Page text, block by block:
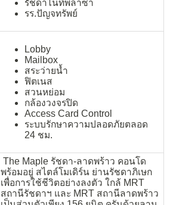
รัชดาไนท์พลาซ่า
รร.ปัญจทรัพย์
Lobby
Mailbox
สระว่ายน้ำ
ฟิตเนส
สวนหย่อม
กล้องวงจรปิด
Access Card Control
ระบบรักษาความปลอดภัยตลอด
24 ชม.
The Maple รัชดา-ลาดพร้าว คอนโด
พร้อมอยู่ สไตล์โมเดิร์น ย่านรัชดาภิเษก
เพื่อการใช้ชีวิตอย่างลงตัว ใกล้ MRT
สถานีรัชดาฯ และ MRT สถานีลาดพร้าว